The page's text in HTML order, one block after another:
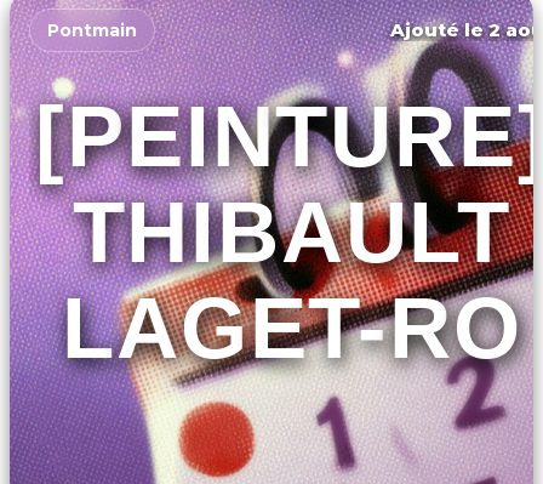
Pontmain Ajouté le 2
THIBAULT
LAGET-RO